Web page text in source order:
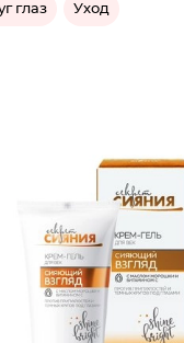
глаз Уход